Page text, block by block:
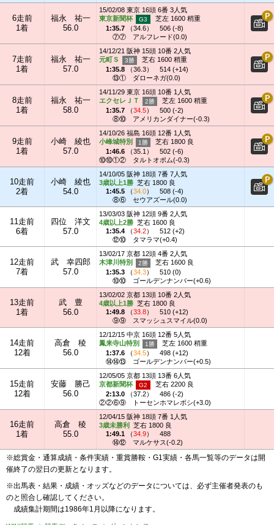
6走前
1着
福永 祐一
56.0
15/02/08 東京 16頭 6番 3人気
東京新聞杯
芝左 1600 稍重
1:35.7 （34.6）
506 (-8)
⑦⑦
アルフレード(0.0)
7走前
1着
福永 祐一
57.0
14/12/21 阪神 15頭 10番 2人気
元町Ｓ
芝右 1600 稍重
1:35.8 （36.3）
514 (+14)
⑬①
ダローネガ(0.0)
8走前
1着
福永 祐一
58.0
14/11/29 東京 16頭 10番 1人気
エクセレＪＴ
芝左 1600 稍重
1:35.7 （34.5）
500 (-2)
⑧⑩
アメリカンダイナー(-0.3)
9走前
1着
小崎 綾也
57.0
14/10/26 福島 16頭 12番 1人気
小峰城特別
芝右 1800 良
1:46.6 （35.1 ）
502 (-6)
⑩⑩①②
タルトオポム(-0.3)
10走前
2着
小崎 綾也
54.0
14/10/05 阪神 18頭 7番 7人気
3歳以上1勝 芝右 1800 良
1:45.5 （34.0）
508 (-4)
⑧⑥
セウアズール(0.0)
11走前
6着
四位 洋文
57.0
13/03/03 阪神 12頭 9番 2人気
4歳以上2勝 芝右 1600 良
1:35.4 （34.2）
512 (+2)
⑫⑩
タマラマ(+0.4)
12走前
7着
武 幸四郎
57.0
13/02/17 京都 12頭 4番 2人気
木津川特別
芝右 1600 良
1:35.3 （34.3）
510 (0)
⑩⑩
ゴールデンナンバー(+0.6)
13走前
1着
武 豊
56.0
13/02/02 京都 13頭 10番 2人気
4歳以上1勝 芝右 1800 良
1:49.8 （33.8）
510 (+12)
⑨⑨
スマッシュスマイル(0.0)
14走前
12着
高倉 稜
56.0
12/12/15 中京 16頭 12番 5人気
鳳来寺山特別
芝左 1600 稍重
1:37.6 （34.5）
498 (+12)
⑭⑭⑬
ゴールデンナンバー(+0.5)
15走前
12着
安藤 勝己
56.0
12/05/05 京都 13頭 13番 6人気
京都新聞杯
芝右 2200 良
2:13.0 （37.2）
486 (-2)
②②⑥⑨
トーセンホマレボシ(+3.0)
16走前
1着
高倉 稜
55.0
12/04/15 阪神 18頭 7番 1人気
3歳未勝利
芝右 1800 良
1:49.1 （34.9）
488
⑭⑫
マルケサス(-0.2)
※総賞金・通算成績・条件実績・重賞勝鞍・G1実績・各馬一覧等のデータは開
催終了の翌日の更新となります。
※出馬表・結果・成績・オッズなどのデータについては、必ず主催者発表のも
のと照合し確認してください。
成績集計期間は1986年1月以降になります。